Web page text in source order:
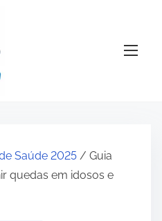
Saúde 2025 / Guia
quedas em idosos e